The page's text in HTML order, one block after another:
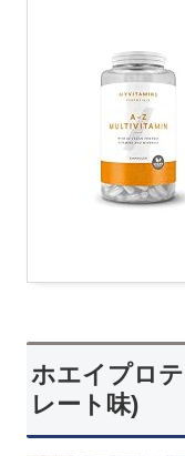
ホエイプロ
レート味)